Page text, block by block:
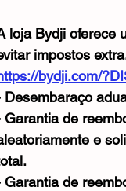
loja Bydji oferece
impostos
bydji.com/
Desembaraço
Garantia de
e
Garantia de